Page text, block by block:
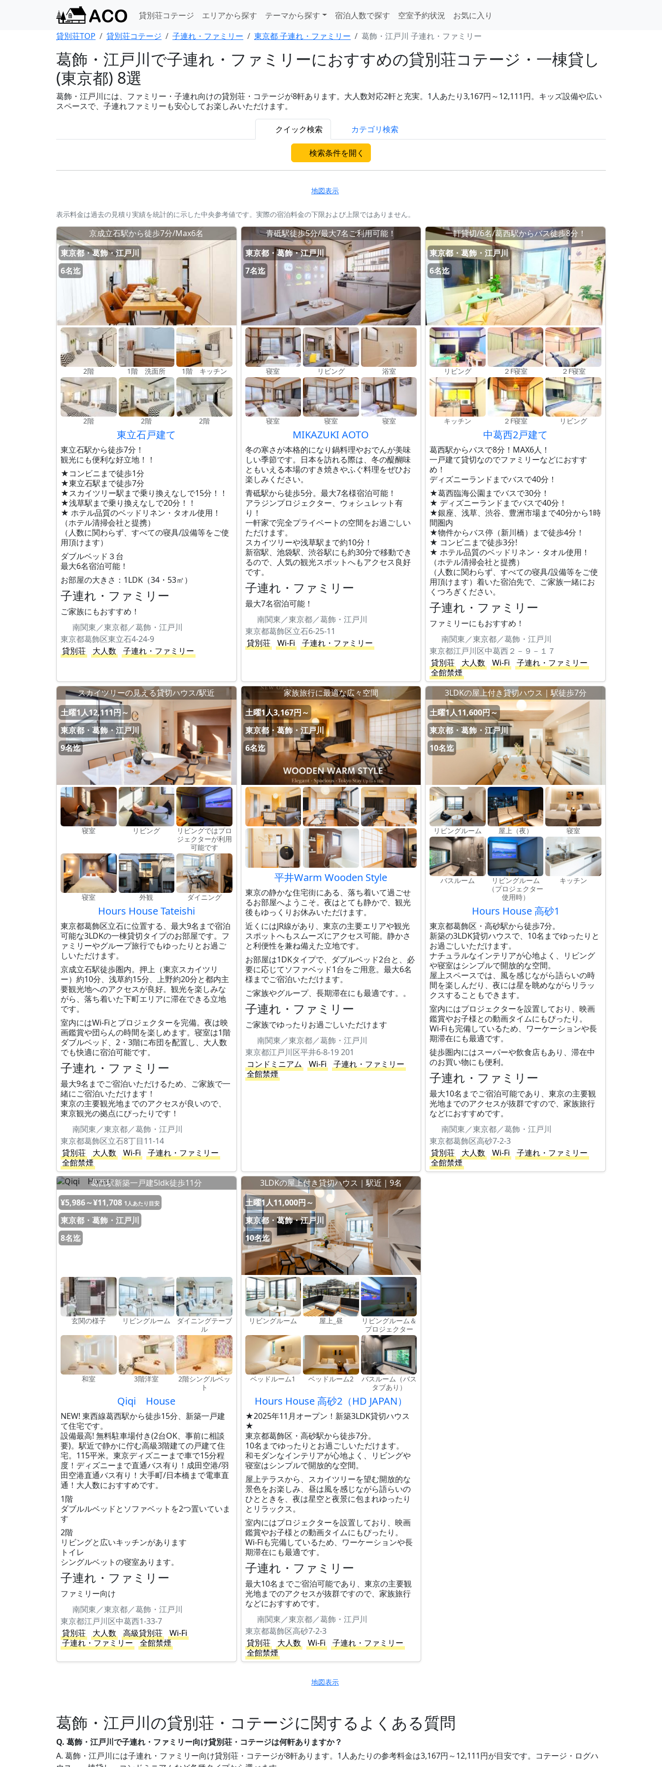
貸別荘コテージ エリアから探す テーマから探す 宿泊人数で探す 空室予約状況
お気に入り
貸別荘TOP
貸別荘コテージ 子連れ・ファミリー 東京都 子連れ・ファミリー 葛飾・江戸川 子連れ・ファミリー
葛飾・江戸川で子連れ・ファミリーにおすすめの貸別荘コテージ・一棟貸し
(東京都) 8選
葛飾・江戸川には、ファミリー・子連れ向けの貸別荘・コテージが8軒あります。大人数対応2軒と充実。1人あたり3,167円～12,111円。キッズ設備や広い
スペースで、子連れファミリーも安心してお楽しみいただけます。
クイック検索 カテゴリ検索
検索条件を開く
地図表示
表示料金は過去の見積り実績を統計的に示した中央参考値です。実際の宿泊料金の下限および上限ではありません。
京成立石駅から徒歩7分/Max6名
東京都・葛飾・江戸川
6名迄
2階 1階 洗面所 1階 キッチン
2階 2階 2階
東立石戸建て
東立石駅から徒歩7分！
観光にも便利な好立地！！
★コンビニまで徒歩1分
★東立石駅まで徒歩7分
★スカイツリー駅まで乗り換えなしで15分！！
★浅草駅まで乗り換えなしで20分！！
★ ホテル品質のベッドリネン・タオル使用！
（ホテル清掃会社と提携）
（人数に関わらず、すべての寝具/設備等をご使
用頂けます）
ダブルベッド３台
最大6名宿泊可能！
お部屋の大きさ：1LDK（34・53㎡）
子連れ・ファミリー
ご家族にもおすすめ！
南関東／東京都／葛飾・江戸川
東京都葛飾区東立石4-24-9
貸別荘
大人数 子連れ・ファミリー
青砥駅徒歩5分/最大7名ご利用可能！
東京都・葛飾・江戸川
7名迄
寝室 リビング 浴室
寝室 寝室 寝室
MIKAZUKI AOTO
冬の寒さが本格的になり鍋料理やおでんが美味
しい季節です。日本を訪れる際は、冬の醍醐味
ともいえる本場のすき焼きやふぐ料理をぜひお
楽しみください。
青砥駅から徒歩5分。最大7名様宿泊可能！
アラジンプロジェクター、ウォシュレット有
り！
一軒家で完全プライベートの空間をお過ごしい
ただけます。
スカイツリーや浅草駅まで約10分！
新宿駅、池袋駅、渋谷駅にも約30分で移動でき
るので、人気の観光スポットへもアクセス良好
です。
子連れ・ファミリー
最大7名宿泊可能！
南関東／東京都／葛飾・江戸川
東京都葛飾区立石6-25-11
貸別荘
Wi-Fi 子連れ・ファミリー
一軒貸切/6名/葛西駅からバス徒歩8分！
東京都・葛飾・江戸川
6名迄
リビング ２F寝室 ２F寝室
キッチン ２F寝室 リビング
中葛西2戸建て
葛西駅からバスで8分！MAX6人！
一戸建て貸切なのでファミリーなどにおすす
め！
ディズニーランドまでバスで40分！
★葛西臨海公園までバスで30分！
★ ディズニーランドまでバスで40分！
★銀座、浅草、渋谷、豊洲市場まで40分から1時
間圏内
★物件からバス停（新川橋）まで徒歩4分！
★ コンビニまで徒歩3分!
★ ホテル品質のベッドリネン・タオル使用！
（ホテル清掃会社と提携）
（人数に関わらず、すべての寝具/設備等をご使
用頂けます）着いた宿泊先で、ご家族一緒にお
くつろぎください。
子連れ・ファミリー
ファミリーにもおすすめ！
南関東／東京都／葛飾・江戸川
東京都江戸川区中葛西２－９－１７
貸別荘
大人数 Wi-Fi
子連れ・ファミリー
全館禁煙
スカイツリーの見える貸切ハウス/駅近
土曜1人12,111円～
東京都・葛飾・江戸川
9名迄
寝室 リビング
リビングではプロ
ジェクターが利用
可能です
寝室 外観 ダイニング
Hours House Tateishi
東京都葛飾区立石に位置する、最大9名まで宿泊
可能な3LDKの一棟貸切タイプのお部屋です。フ
ァミリーやグループ旅行でもゆったりとお過ご
しいただけます。
京成立石駅徒歩圏内。押上（東京スカイツリ
ー）約10分、浅草約15分、上野約20分と都内主
要観光地へのアクセスが良好。観光を楽しみな
がら、落ち着いた下町エリアに滞在できる立地
です。
室内にはWi-Fiとプロジェクターを完備。夜は映
画鑑賞や団らんの時間を楽しめます。寝室は1階
ダブルベッド、2・3階に布団を配置し、大人数
でも快適に宿泊可能です。
子連れ・ファミリー
最大9名までご宿泊いただけるため、ご家族で一
緒にご宿泊いただけます！
東京の主要観光地までのアクセスが良いので、
東京観光の拠点にぴったりです！
南関東／東京都／葛飾・江戸川
東京都葛飾区立石8丁目11-14
貸別荘
大人数 Wi-Fi
子連れ・ファミリー
全館禁煙
家族旅行に最適な広々空間
土曜1人3,167円～
東京都・葛飾・江戸川
6名迄
平井Warm Wooden Style
東京の静かな住宅街にある、落ち着いて過ごせ
るお部屋へようこそ。夜はとても静かで、観光
後もゆっくりお休みいただけます。
近くにはJR線があり、東京の主要エリアや観光
スポットへもスムーズにアクセス可能。静かさ
と利便性を兼ね備えた立地です。
お部屋は1DKタイプで、ダブルベッド2台と、必
要に応じてソファベッド1台をご用意。最大6名
様までご宿泊いただけます。
ご家族やグループ、長期滞在にも最適です。。
子連れ・ファミリー
ご家族でゆったりお過ごしいただけます
南関東／東京都／葛飾・江戸川
東京都江戸川区平井6-8-19 201
コンドミニアム
Wi-Fi
子連れ・ファミリー
全館禁煙
3LDKの屋上付き貸切ハウス｜駅徒歩7分
土曜1人11,600円～
東京都・葛飾・江戸川
10名迄
リビングルーム 屋上（夜） 寝室
バスルーム
リビングルーム
（プロジェクター
使用時）
キッチン
Hours House 高砂1
東京都葛飾区・高砂駅から徒歩7分。
新築の3LDK貸切ハウスで、10名までゆったりと
お過ごしいただけます。
ナチュラルなインテリアが心地よく、リビング
や寝室はシンプルで開放的な空間。
屋上スペースでは、風を感じながら語らいの時
間を楽しんだり、夜には星を眺めながらリラッ
クスすることもできます。
室内にはプロジェクターを設置しており、映画
鑑賞やお子様との動画タイムにもぴったり。
Wi-Fiも完備しているため、ワーケーションや長
期滞在にも最適です。
徒歩圏内にはスーパーや飲食店もあり、滞在中
のお買い物にも便利。
子連れ・ファミリー
最大10名までご宿泊可能であり、東京の主要観
光地までのアクセスが抜群ですので、家族旅行
などにおすすめです。
南関東／東京都／葛飾・江戸川
東京都葛飾区高砂7-2-3
貸別荘
大人数 Wi-Fi
子連れ・ファミリー
全館禁煙
葛西駅新築一戸建5ldk徒歩11分
¥5,986～¥11,708 1人あたり目安
東京都・葛飾・江戸川
8名迄
玄関の様子 リビングルーム
ダイニングテーブ
ル
和室 3階洋室
2階シングルベッ
ト
Qiqi House
NEW! 東西線葛西駅から徒歩15分、新築一戸建
て住宅です。
設備最高! 無料駐車場付き(2台OK、事前に相談
要)。駅近で静かに佇む高級3階建ての戸建て住
宅。115平米。東京ディズニーまで車で15分程
度！ディズニーまで直通バス有り！成田空港/羽
田空港直通バス有り！大手町/日本橋まで電車直
通！大人数におすすめです。
1階
ダブルルベッドとソファベットを2つ置いていま
す
2階
リビングと広いキッチンがあります
トイレ
シングルベットの寝室あります。
子連れ・ファミリー
ファミリー向け
南関東／東京都／葛飾・江戸川
東京都江戸川区中葛西1-33-7
貸別荘
大人数 高級貸別荘
Wi-Fi
子連れ・ファミリー
全館禁煙
3LDKの屋上付き貸切ハウス｜駅近｜9名
土曜1人11,000円～
東京都・葛飾・江戸川
10名迄
リビングルーム 屋上_昼
リビングルーム＆
プロジェクター
ベッドルーム1 ベッドルーム2
バスルーム（バス
タブあり）
Hours House 高砂2（HD JAPAN）
★2025年11月オープン！新築3LDK貸切ハウス
★
東京都葛飾区・高砂駅から徒歩7分。
10名までゆったりとお過ごしいただけます。
和モダンなインテリアが心地よく、リビングや
寝室はシンプルで開放的な空間。
屋上テラスから、スカイツリーを望む開放的な
景色をお楽しみ、昼は風を感じながら語らいの
ひとときを、夜は星空と夜景に包まれゆったり
とリラックス。
室内にはプロジェクターを設置しており、映画
鑑賞やお子様との動画タイムにもぴったり。
Wi-Fiも完備しているため、ワーケーションや長
期滞在にも最適です。
子連れ・ファミリー
最大10名までご宿泊可能であり、東京の主要観
光地までのアクセスが抜群ですので、家族旅行
などにおすすめです。
南関東／東京都／葛飾・江戸川
東京都葛飾区高砂7-2-3
貸別荘
大人数 Wi-Fi
子連れ・ファミリー
全館禁煙
地図表示
葛飾・江戸川の貸別荘・コテージに関するよくある質問
Q. 葛飾・江戸川で子連れ・ファミリー向け貸別荘・コテージは何軒ありますか？
A. 葛飾・江戸川には子連れ・ファミリー向け貸別荘・コテージが8軒あります。1人あたりの参考料金は3,167円～12,111円が目安です。コテージ・ログハ